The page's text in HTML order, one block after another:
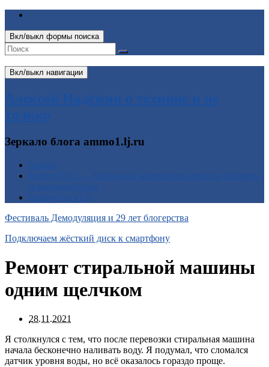
Вкл/выкл формы поиска
Вкл/выкл навигации
Алексей Надёжин о технике и не
только
Зеркало блога ammo1.lj.ru
Фестиваль Демодуляция и 29 лет блогерства
Подключаем жёсткий диск к смартфону
Ремонт стиральной машины
одним щелчком
28.11.2021
Я столкнулся с тем, что после перевозки стиральная машина
начала бесконечно наливать воду. Я подумал, что сломался
датчик уровня воды, но всё оказалось гораздо проще.